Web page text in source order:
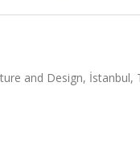
and Design, İstanbul,